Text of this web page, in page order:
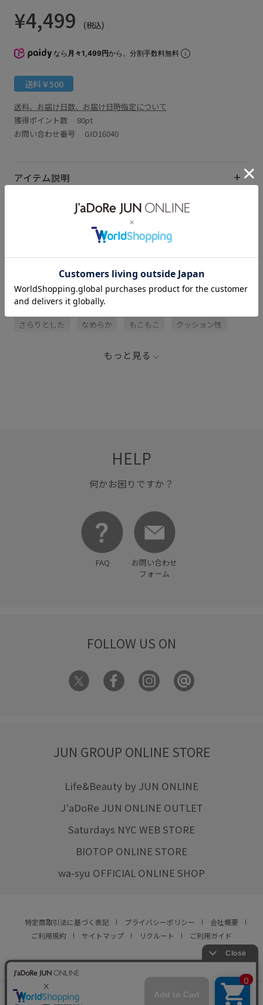
¥4,499 (税込)
なら 月々1,499円から。分割手数料無料
送料￥500
送料、お届け日数、お届け日時指定について
獲得ポイント数 80pt
お問い合わせ番号 GID16040
アイテム説明
サイズ・素材・お手入れ方法
26SS10r 26SS20dp
さらりとした なめらか もこもこ クッション性
もっと見る
HELP
何かお困りですか？
FAQ
お問い合わせ
フォーム
FOLLOW US ON
JUN GROUP ONLINE STORE
Life&Beauty by JUN ONLINE
J'aDoRe JUN ONLINE OUTLET
Saturdays NYC WEB STORE
BIOTOP ONLINE STORE
wa-syu OFFICIAL ONLINE SHOP
特定商取引法に基づく表記 プライバシーポリシー
会社概要
ご利用規約
サイトマップ リクルート ご利用ガイド
© JUN CO.,LTD. ALL RIGHTS RESERVED.
店舗在庫
カートに入れる